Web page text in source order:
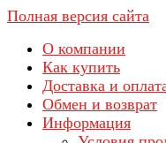
Полная версия сайта
О компании
Как купить
Доставка и
Обмен и возврат
Информация